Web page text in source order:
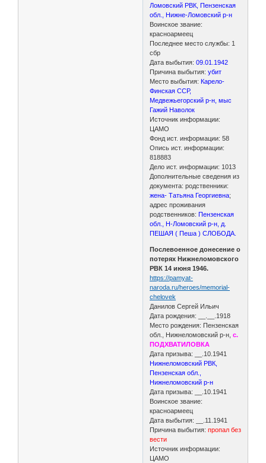
Ломовский РВК, Пензенская
обл., Нижне-Ломовский р-н
Воинское звание:
красноармеец
Последнее место службы: 1
сбр
Дата выбытия:09.01.1942
Причина выбытия:убит
Место выбытия: Карело-
Финская ССР,
Медвежьегорский р-н, мыс
Гажий Наволок
Источник информации:
ЦАМО
Фонд ист. информации: 58
Опись ист. информации:
818883
Дело ист. информации: 1013
Дополнительные сведения из
документа: родственники:
жена- Татьяна Георгиевна;
адрес проживания
родственников:Пензенская
обл., Н-Ломовский р-н, д.
ПЕШАЯ ( Пеша ) СЛОБОДА.
Послевоенное донесение о
потерях Нижнеломовского
РВК 14 июня 1946.
https://pamyat-
naroda.ru/heroes/memorial-
chelovek
Данилов Сергей Ильич
Дата рождения: __.__.1918
Место рождения: Пензенская
обл., Нижнеломовский р-н,с.
ПОДХВАТИЛОВКА
Дата призыва: __.10.1941
Нижнеломовский РВК,
Пензенская обл.,
Нижнеломовский р-н
Дата призыва: __.10.1941
Воинское звание:
красноармеец
Дата выбытия: __.11.1941
Причина выбытия:пропал без
вести
Источник информации:
ЦАМО